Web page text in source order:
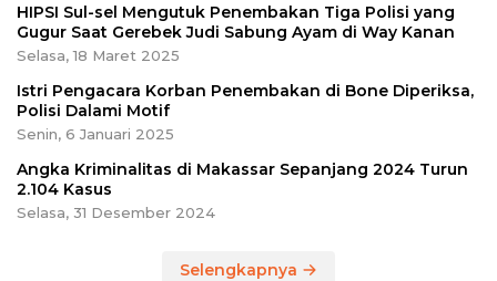
HIPSI Sul-sel Mengutuk Penembakan Tiga Polisi yang
Gugur Saat Gerebek Judi Sabung Ayam di Way Kanan
Selasa, 18 Maret 2025
Istri Pengacara Korban Penembakan di Bone Diperiksa,
Polisi Dalami Motif
Senin, 6 Januari 2025
Angka Kriminalitas di Makassar Sepanjang 2024 Turun
2.104 Kasus
Selasa, 31 Desember 2024
Selengkapnya